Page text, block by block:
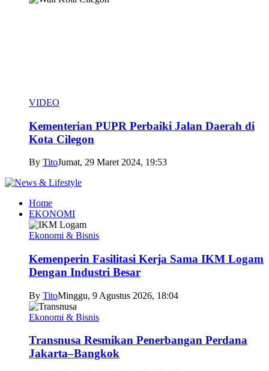
VIDEO
Kementerian PUPR Perbaiki Jalan Daerah di
Kota Cilegon
By TitoJumat, 29 Maret 2024, 19:53
Home
EKONOMI
Ekonomi & Bisnis
Kemenperin Fasilitasi Kerja Sama IKM Logam
Dengan Industri Besar
By TitoMinggu, 9 Agustus 2026, 18:04
Ekonomi & Bisnis
Transnusa Resmikan Penerbangan Perdana
Jakarta–Bangkok